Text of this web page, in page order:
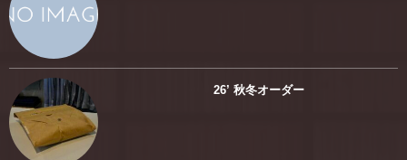
26’ 秋冬オーダー